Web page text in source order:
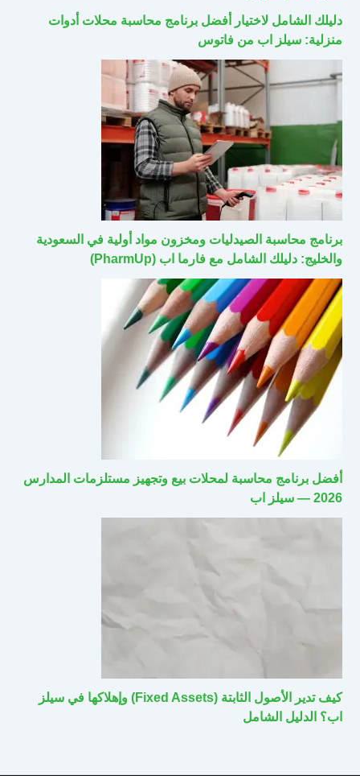
دليلك الشامل لاختيار أفضل برنامج محاسبة محلات أدوات
منزلية: سيلز اب من فاتوس
برنامج محاسبة الصيدليات ومخزون مواد أولية في السعودية
والخليج: دليلك الشامل مع فارما اب (PharmUp)
أفضل برنامج محاسبة لمحلات بيع وتجهيز مستلزمات المدارس
2026 — سيلز اب
كيف تدير الأصول الثابتة (Fixed Assets) وإهلاكها في سيلز
اب؟ الدليل الشامل